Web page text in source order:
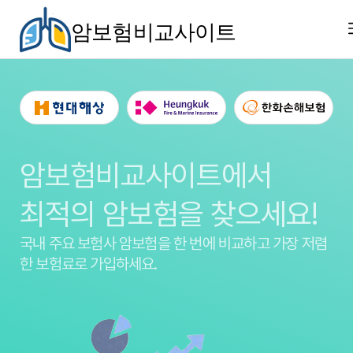
암보험비교사이트
암보험비교사이트에서
최적의 암보험을 찾으세요!
국내 주요 보험사 암보험을한 번에 비교하고 가장 저렴
한 보험료로 가입하세요.